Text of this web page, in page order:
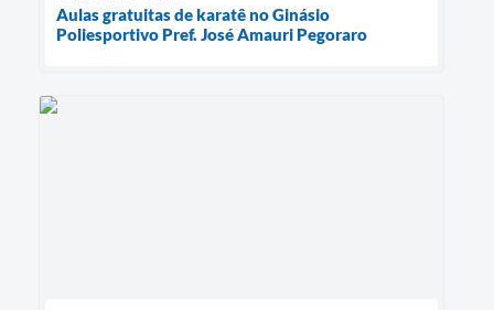
Aulas gratuitas de karatê no Ginásio
Poliesportivo Pref. José Amauri Pegoraro